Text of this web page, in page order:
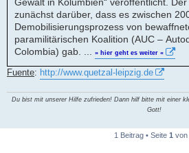
zunächst darüber, dass es zwischen
Demobilisierungsprozess von
paramilitärischen Koalition (AUC –
Colombia) gab. ...
» hier geht es weiter «
Fuente: http://www.quetzal-leipzig.de
Du bist mit unserer Hilfe zufrieden! Dann hilf bitte mit einer
Gott!
1 Beitrag • Seite 1 von